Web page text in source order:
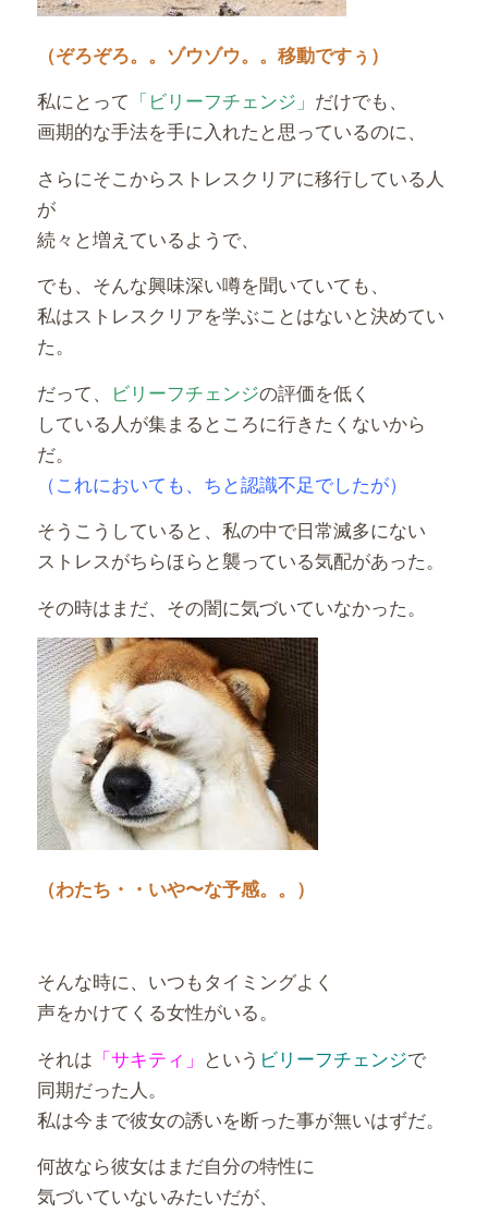
（ぞろぞろ。。ゾウゾウ。。移動ですぅ）
私にとって 「ビリーフチェンジ」 だけでも、
画期的な手法を手に入れたと思っているのに、
さらにそこからストレスクリアに移行している人
が
続々と増えているようで、
でも、そんな興味深い噂を聞いていても、
私はストレスクリアを学ぶことはないと決めてい
た。
だって、
ビリーフチェンジの評価を低く
している人が集まるところに行きたくないから
だ。
（これにおいても、ちと認識不足でしたが）
そうこうしていると、私の中で日常滅多にない
ストレスがちらほらと襲っている気配があった。
その時はまだ、その闇に気づいていなかった。
（わたち・・いや〜な予感。。）
そんな時に、いつもタイミングよく
声をかけてくる女性がいる。
それは 「サキティ」 という ビリーフチェンジで
同期だった人。
私は今まで彼女の誘いを断った事が無いはずだ。
何故なら彼女はまだ自分の特性に
気づいていないみたいだが、